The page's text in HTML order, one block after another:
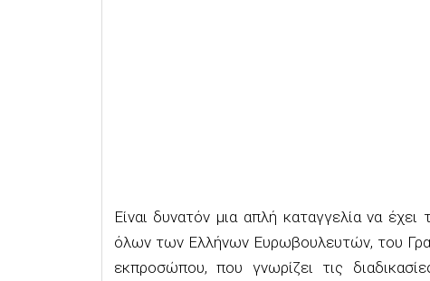
Είναι δυνατόν μια απλή καταγγελία να
όλων των Ελλήνων Ευρωβουλευτών, του
εκπροσώπου, που γνωρίζει τις